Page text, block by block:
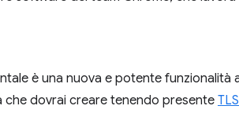
è una nuova e potente funzionalità
che dovrai creare tenendo presente TLS